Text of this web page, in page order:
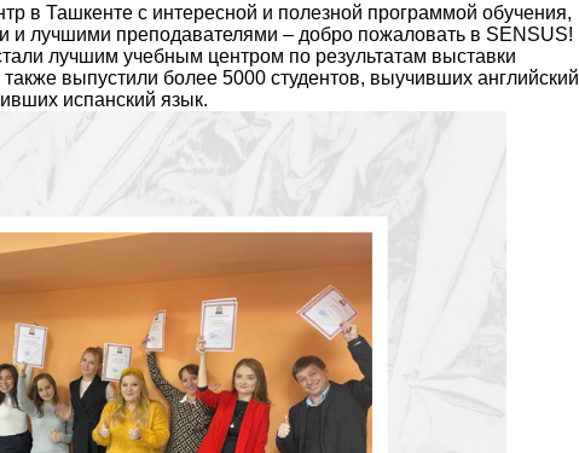
в Ташкенте с интересной и полезной программой обучения,
и лучшими преподавателями – добро пожаловать в SENSUS!
лучшим учебным центром по результатам выставки
выпустили более 5000 студентов, выучивших английский
испанский язык.